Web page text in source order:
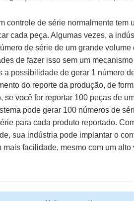
controle de série normalmente tem
cada peça. Algumas vezes, a
de série de um grande volume
de fazer isso sem um
a possibilidade de gerar 1 número
do reporte da produção, de
se você for reportar 100 peças de
pode gerar 100 números de
para cada produto reportado.
sua indústria pode implantar o
mais facilidade, mesmo com um alto